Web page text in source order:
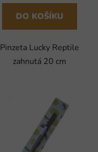
DO KOŠÍKU
Pinzeta Lucky Reptile
zahnutá 20 cm